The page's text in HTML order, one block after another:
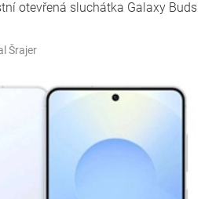
otevřená sluchátka Galaxy Buds
Šrajer